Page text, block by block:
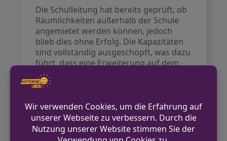
Die Schulleitung hat bereits geprüft, ob
Räumlichkeiten außerhalb der Schule
angemietet werden können, jedoch
blieb dies ohne Erfolg. Die Kapazitäten
sind vollständig ausgeschöpft, was dazu
führt, dass eine Erweiterung auf dem
aktuellen Gelände nicht möglich ist.
der Schüler eine besorgniserregende
Nachricht, da sie nun über die
zukünftige Schulbildung ihrer Kinder
nachdenken müssen.